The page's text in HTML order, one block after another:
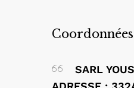
SARL